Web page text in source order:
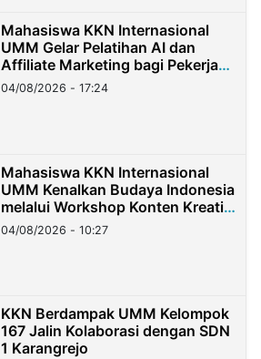
Mahasiswa KKN Internasional
UMM Gelar Pelatihan AI dan
Affiliate Marketing bagi Pekerja
Migran Indonesia di Taiwan
04/08/2026 - 17:24
Mahasiswa KKN Internasional
UMM Kenalkan Budaya Indonesia
melalui Workshop Konten Kreatif
di Taiwan
04/08/2026 - 10:27
KKN Berdampak UMM Kelompok
167 Jalin Kolaborasi dengan SDN
1 Karangrejo